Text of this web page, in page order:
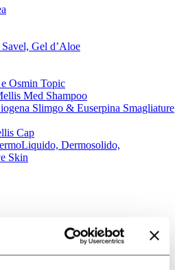
Gel d’Aloe
Osmin Topic
Med Shampoo
Slimgo & Euserpina Smagliature
Cap
Dermosolido,
Skin